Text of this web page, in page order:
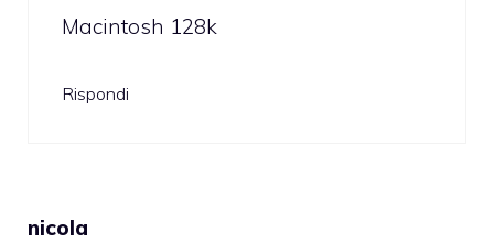
Macintosh 128k
Rispondi
nicola